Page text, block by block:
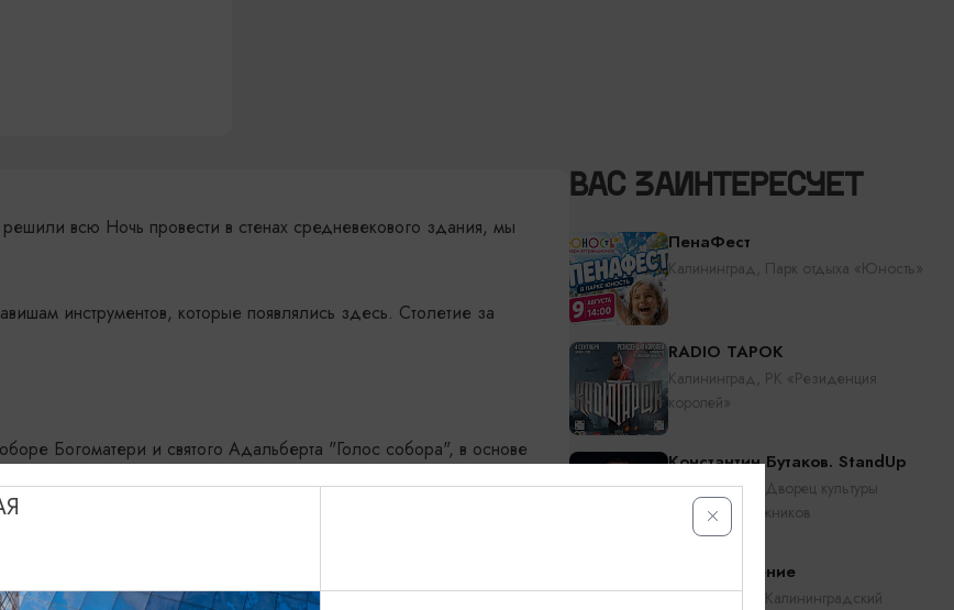
всю Ночь провести в стенах средневекового здания, мы
инструментов, которые появлялись здесь. Столетие за
Богоматери и святого Адальберта "Голос собора", в основе
материалы
ВАС ЗАИНТЕРЕСУЕТ
ПенаФест
Калининград, Парк отдыха «Юность»
RADIO TAPOK
Калининград, РК «Резиденция
королей»
Константин Бутаков. StandUp
Калининград, Дворец культуры
железнодорожников
Прикосновение
Калининград, Калининградский